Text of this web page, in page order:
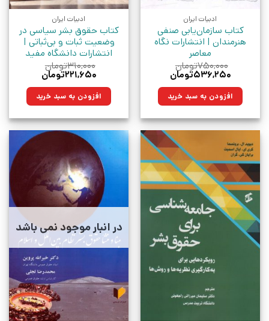
ادبیات ایران
کتاب سازمان‌یابی صنفی
هنرمندان | انتشارات نگاه
معاصر
۷۵۰,۰۰۰تومان
قیمت
۷۵۰,۰۰۰تومان
بود.
۵۳۶,۲۵۰تومان
۵۳۶,۲۵۰تومان.افزودن به سبد خرید
ادبیات ایران
کتاب حقوق بشر سیاسی در
وضعیت ثبات و بی‌ثباتی |
انتشارات دانشگاه مفید
۳۱۰,۰۰۰تومان
قیمت
۳۱۰,۰۰۰تومان
بود.
۲۲۱,۶۵۰تومان
۲۲۱,۶۵۰تومان.افزودن به سبد خرید
در انبار موجود نمی باشد